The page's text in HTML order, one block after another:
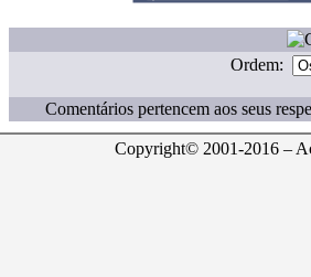
Ordem:
Comentários pertencem aos seus
Copyright© 2001-2016 –